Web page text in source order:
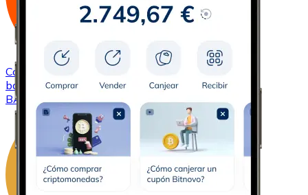
Comprar
bancariacon tarjeta
BAT